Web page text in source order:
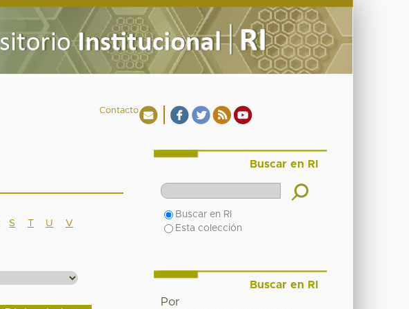
Contacto
S T U
V
Buscar en RI
Buscar en RI
Esta colección
Buscar en RI
Por